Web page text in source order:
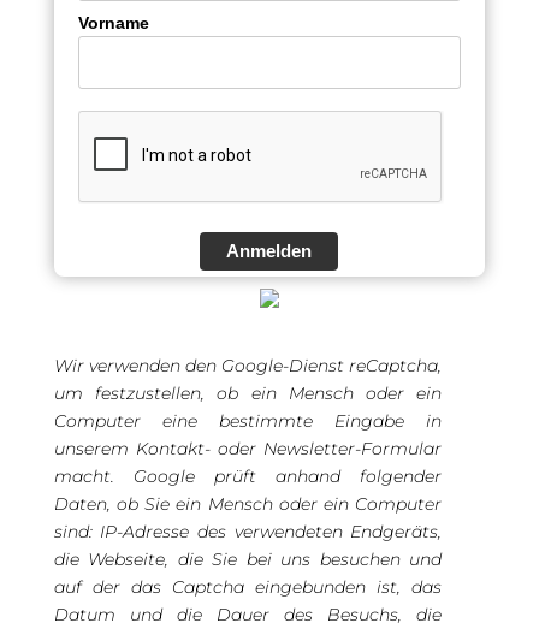
Vorname
Anmelden
Wir verwenden den Google-Dienst reCaptcha,
um festzustellen, ob ein Mensch oder ein
Computer eine bestimmte Eingabe in
unserem Kontakt- oder Newsletter-Formular
macht. Google prüft anhand folgender
Daten, ob Sie ein Mensch oder ein Computer
sind: IP-Adresse des verwendeten Endgeräts,
die Webseite, die Sie bei uns besuchen und
auf der das Captcha eingebunden ist, das
Datum und die Dauer des Besuchs, die